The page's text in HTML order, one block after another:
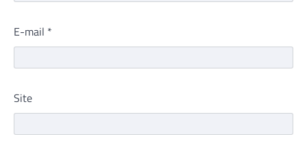
E-mail *
Site